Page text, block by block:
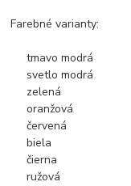
Farebné varianty:
tmavo modrá
svetlo modrá
zelená
oranžová
červená
biela
čierna
ružová